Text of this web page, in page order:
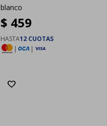
blanco
$ 459
HASTA12 CUOTAS
|
|